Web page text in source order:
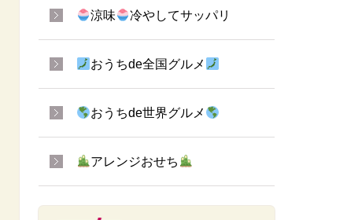
涼味 冷やしてサッパリ
おうちde全国グルメ
おうちde世界グルメ
アレンジおせち